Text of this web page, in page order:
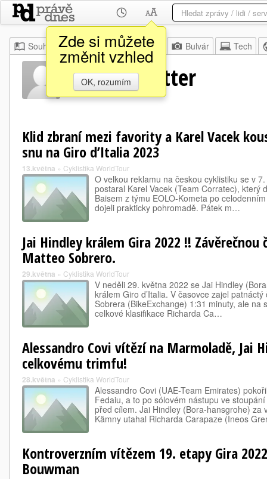
Zde si můžete
změnit vzhled
OK, rozumím
Souhrn Moje Z domova Bulvár Tech
Eok Erik Fetter
Klid zbraní mezi favority a Karel Vacek
snu na Giro d’Italia 2023
13.května » Cyklistika WorldTour
O velkou reklamu na českou cyklistiku se v
postaral Karel Vacek (Team Corratec), který
Baisem z týmu EOLO-Kometa po
dojeli prakticky pohromadě. Pátek m…
Jai Hindley králem Gira 2022 !! Závěrečnou
Matteo Sobrero.
29.května » Cyklistika WorldTour
V neděli 29. května 2022 se Jai Hindley
králem Giro d’Italia. V časovce zajel
Sobrera (BikeExchange) 1:31 minuty, ale na
celkové klasifikace Richarda Ca…
Alessandro Covi vítězí na Marmoladě, Jai
celkovému trimfu!
28.května » Cyklistika WorldTour
Alessandro Covi (UAE-Team Emirates)
Fedaiu, a to po sólovém nástupu ve
před cílem. Jai Hindley (Bora-hansgrohe) za
Kämny utahal Richarda Carapaze (Ineos
Kontroverzním vítězem 19. etapy Gira
Bouwman